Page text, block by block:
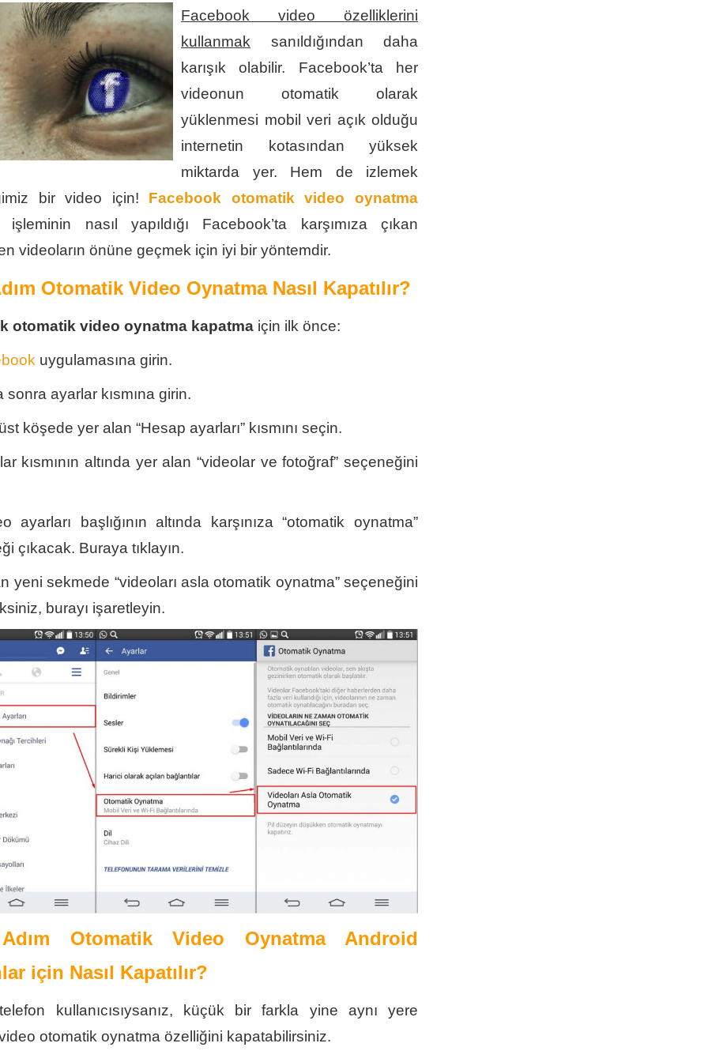
Facebook video özelliklerini
kullanmak sanıldığından daha
karışık olabilir. Facebook’ta her
videonun otomatik olarak
yüklenmesi mobil veri açık olduğu
internetin kotasından yüksek
miktarda yer. Hem de izlemek
bir video için! Facebook otomatik video oynatma
nasıl yapıldığı Facebook’ta karşımıza çıkan
videoların önüne geçmek için iyi bir yöntemdir.
Otomatik Video Oynatma Nasıl Kapatılır?
otomatik video oynatma kapatma için ilk önce:
uygulamasına girin.
sonra ayarlar kısmına girin.
köşede yer alan “Hesap ayarları” kısmını seçin.
kısmının altında yer alan “videolar ve fotoğraf” seçeneğini
ayarları başlığının altında karşınıza “otomatik oynatma”
çıkacak. Buraya tıklayın.
yeni sekmede “videoları asla otomatik oynatma” seçeneğini
burayı işaretleyin.
Otomatik Video Oynatma Android
için Nasıl Kapatılır?
kullanıcısıysanız, küçük bir farkla yine aynı yere
otomatik oynatma özelliğini kapatabilirsiniz.